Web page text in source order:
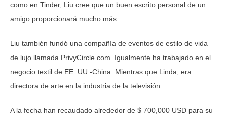
como en Tinder, Liu cree que un buen escrito personal de un
amigo proporcionará mucho más.
Liu también fundó una compañía de eventos de estilo de vida
de lujo llamada PrivyCircle.com. Igualmente ha trabajado en el
negocio textil de EE. UU.-China. Mientras que Linda, era
directora de arte en la industria de la televisión.
A la fecha han recaudado alrededor de $ 700,000 USD para su